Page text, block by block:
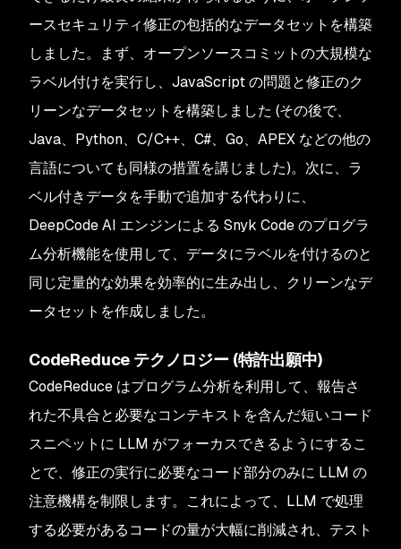
ースセキュリティ修正の包括的なデータセットを構築
しました。まず、オープンソースコミットの大規模な
ラベル付けを実行し、JavaScript の問題と修正のク
リーンなデータセットを構築しました (その後で、
Java、Python、C/C++、C#、Go、APEX などの他の
言語についても同様の措置を講じました)。次に、ラ
ベル付きデータを手動で追加する代わりに、
DeepCode AI エンジンによる Snyk Code のプログラ
ム分析機能を使用して、データにラベルを付けるのと
同じ定量的な効果を効率的に生み出し、クリーンなデ
ータセットを作成しました。
CodeReduce テクノロジー (特許出願中)
CodeReduce はプログラム分析を利用して、報告さ
れた不具合と必要なコンテキストを含んだ短いコード
スニペットに LLM がフォーカスできるようにするこ
とで、修正の実行に必要なコード部分のみに LLM の
注意機構を制限します。これによって、LLM で処理
する必要があるコードの量が大幅に削減され、テスト